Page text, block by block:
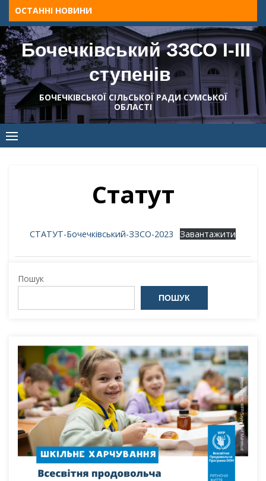
Skip
to
content
ОСТАННІ НОВИНИ
Бочечківський ЗЗСО І-ІІІ
ступенів
БОЧЕЧКІВСЬКОЇ СІЛЬСЬКОЇ РАДИ СУМСЬКОЇ
ОБЛАСТІ
Статут
СТАТУТ-Бочечківський-ЗЗСО-2023 Завантажити
Пошук
ПОШУК